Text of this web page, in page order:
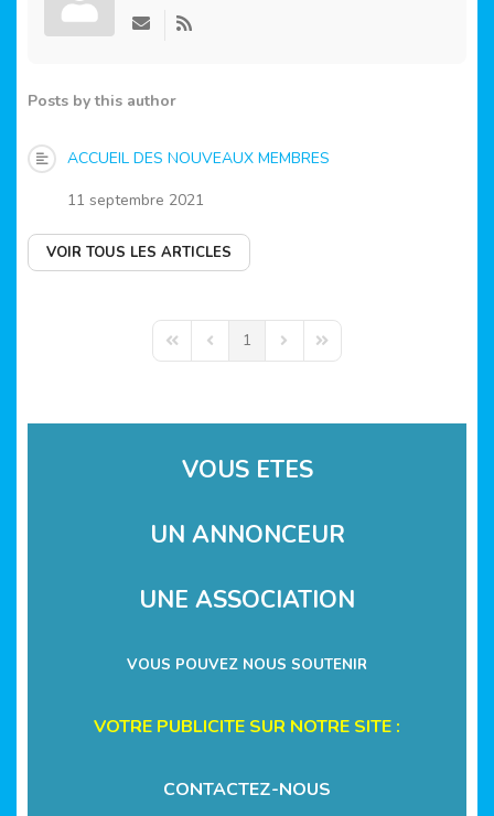
Suivre
Posts by this author
ACCUEIL DES NOUVEAUX MEMBRES
11 septembre 2021
VOIR TOUS LES ARTICLES
First PagePrevious Page
1 Next PageLast Page
VOUS ETES
UN ANNONCEUR
UNE ASSOCIATION
VOUS POUVEZ NOUS SOUTENIR
VOTRE PUBLICITE SUR NOTRE SITE :
CONTACTEZ-NOUS